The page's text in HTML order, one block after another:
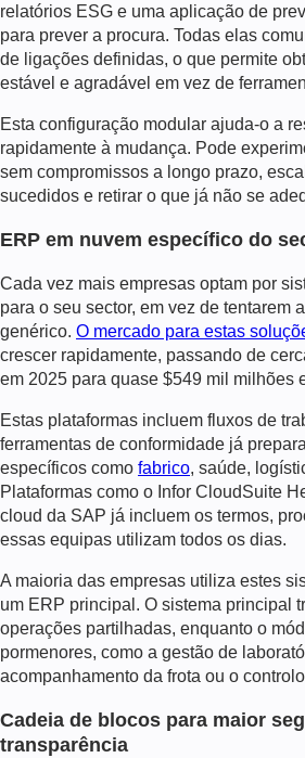
relatórios ESG e uma aplicação de
para prever a procura. Todas elas
de ligações definidas, o que permite
estável e agradável em vez de
Esta configuração modular ajuda-o a
rapidamente à mudança. Pode
sem compromissos a longo prazo,
sucedidos e retirar o que já não se
ERP em nuvem específico do
Cada vez mais empresas optam por
para o seu sector, em vez de tentarem
genérico. O mercado para estas
crescer rapidamente, passando de
em 2025 para quase $549 mil milhões
Estas plataformas incluem fluxos de
ferramentas de conformidade já
específicos como fabrico, saúde,
Plataformas como o Infor CloudSuite
cloud da SAP já incluem os termos,
essas equipas utilizam todos os dias.
A maioria das empresas utiliza estes
um ERP principal. O sistema principal
operações partilhadas, enquanto o
pormenores, como a gestão de
acompanhamento da frota ou o
Cadeia de blocos para maior
transparência